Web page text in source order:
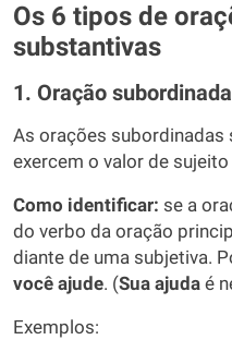
Os 6 tipos de
substantivas
1. Oração
As orações
exercem o valor de
Como identificar: se a
do verbo da oração
diante de uma subjetiva.
você ajude. (Sua ajuda é
Exemplos: